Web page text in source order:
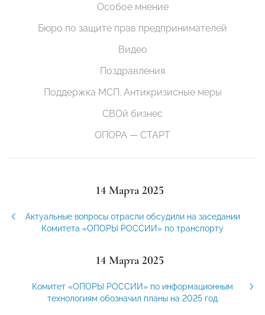
Особое мнение
Бюро по защите прав предпринимателей
Видео
Поздравления
Поддержка МСП. Антикризисные меры
СВОй бизнес
ОПОРА — СТАРТ
14 Марта 2025
Актуальные вопросы отрасли обсудили на заседании
Комитета «ОПОРЫ РОССИИ» по транспорту
14 Марта 2025
Комитет «ОПОРЫ РОССИИ» по информационным
технологиям обозначил планы на 2025 год